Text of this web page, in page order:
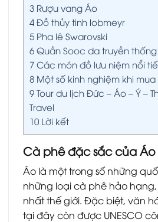
3 Rượu vang Áo
4 Đồ thủy tinh lobmeyr
5 Pha lê Swarovski
6 Quần Sooc da truyền
7 Các món đồ lưu niệm nổi
8 Một số kinh nghiệm khi
9 Tour du lịch Đức – Áo – Ý –
Travel
10 Lời kết
Cà phê đặc sắc của Áo
Áo là một trong số những
những loại cà phê hảo
nhất thế giới. Đặc biệt, văn
tại đây còn được UNESCO